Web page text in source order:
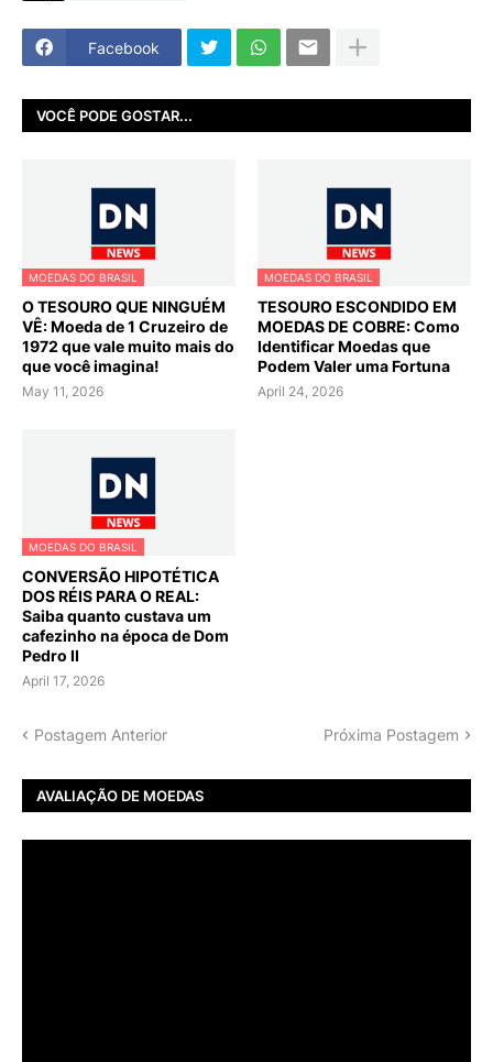
Facebook
VOCÊ PODE GOSTAR...
MOEDAS DO BRASIL
O TESOURO QUE NINGUÉM
VÊ: Moeda de 1 Cruzeiro de
1972 que vale muito mais do
que você imagina!
May 11, 2026
MOEDAS DO BRASIL
TESOURO ESCONDIDO EM
MOEDAS DE COBRE: Como
Identificar Moedas que
Podem Valer uma Fortuna
April 24, 2026
MOEDAS DO BRASIL
CONVERSÃO HIPOTÉTICA
DOS RÉIS PARA O REAL:
Saiba quanto custava um
cafezinho na época de Dom
Pedro II
April 17, 2026
Postagem Anterior Próxima Postagem
AVALIAÇÃO DE MOEDAS